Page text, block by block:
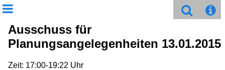
Ausschuss für
Planungsangelegenheiten 13.01.2015
Zeit: 17:00-19:22 Uhr